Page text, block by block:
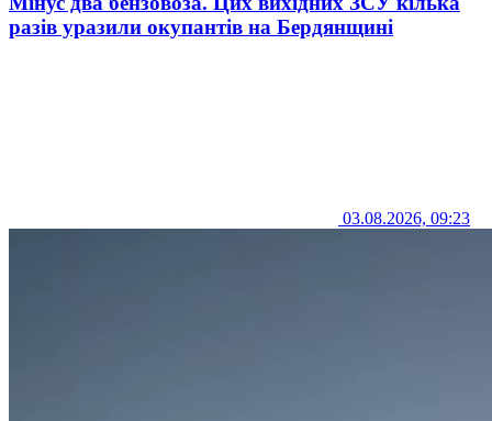
разів уразили окупантів на Бердянщині
03.08.2026, 09:23